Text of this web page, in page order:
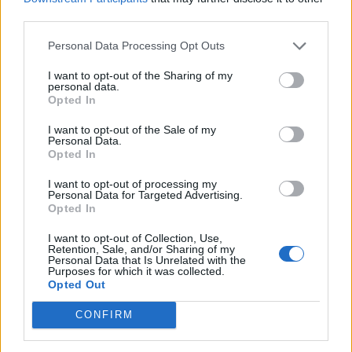
Personal Data Processing Opt Outs
I want to opt-out of the Sharing of my
personal data.
Opted In
I want to opt-out of the Sale of my
Personal Data.
Opted In
I want to opt-out of processing my
Personal Data for Targeted Advertising.
Opted In
I want to opt-out of Collection, Use,
Retention, Sale, and/or Sharing of my
Personal Data that Is Unrelated with the
Purposes for which it was collected.
Opted Out
CONFIRM
στιγμή» – Η γνωριμία, η
διαφορά ηλικίας, το
ενδεχόμενο ενός παιδιού
Η Μαρία Αντωνά βρέθηκε καλεσμένη
Τετάρτη 27/5
ΠΡΙΝ 10 ΕΒΔΟΜΆΔΕΣ
Λιάγκα – Η πρώτη κοινή
φωτογραφία με την Μαρία
Μαρία Αντωνά και Γιώργος Λιάγκας
κρατήσουν μακριά από τα φώτα της
δημοσιότητας
Γιώργος Λιάγκας: «Είμαι σε
μία πρωτοφανή δυσάρεστη
θέση, δεν μπορώ να κοιτάξω
μάτια»
Μία εκτενή και ειλικρινή τοποθέτηση